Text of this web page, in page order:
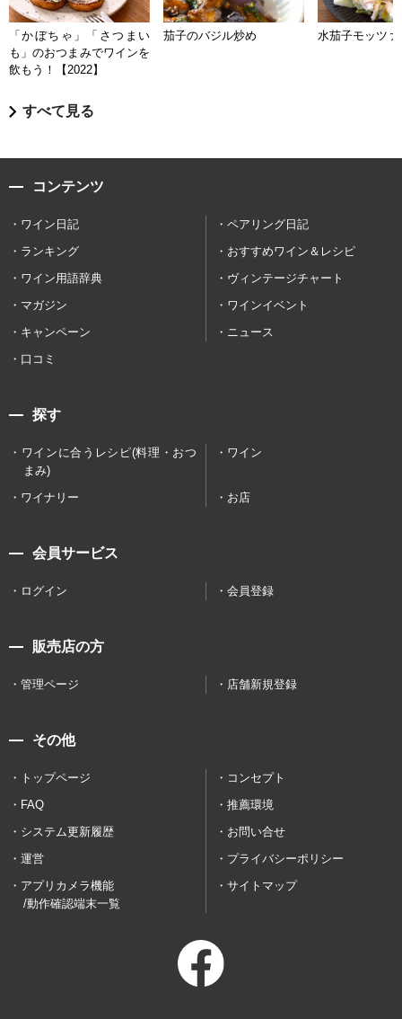
「かぼちゃ」「さつまい
も」のおつまみでワインを
飲もう！【2022】
茄子のバジル炒め 水茄子モッツァ
すべて見る
コンテンツ
ワイン日記
ペアリング日記
ランキング
おすすめワイン＆レシピ
ワイン用語辞典
ヴィンテージチャート
マガジン
ワインイベント
キャンペーン
ニュース
口コミ
探す
ワインに合うレシピ(料理・おつ
まみ)
ワイン
ワイナリー お店
会員サービス
ログイン 会員登録
販売店の方
管理ページ 店舗新規登録
その他
トップページ
コンセプト
FAQ
推薦環境
システム更新履歴
お問い合せ
運営
プライバシーポリシー
アプリカメラ機能
/動作確認端末一覧
サイトマップ